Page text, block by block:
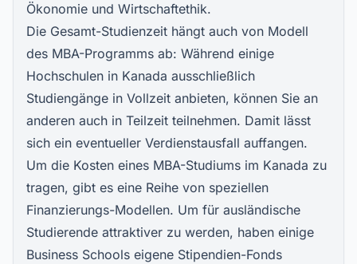
Ökonomie und Wirtschaftethik.
Die Gesamt-Studienzeit hängt auch von Modell
des MBA-Programms ab: Während einige
Hochschulen in Kanada ausschließlich
Studiengänge in Vollzeit anbieten, können Sie an
anderen auch in Teilzeit teilnehmen. Damit lässt
sich ein eventueller Verdienstausfall auffangen.
Um die Kosten eines MBA-Studiums im Kanada zu
tragen, gibt es eine Reihe von speziellen
Finanzierungs-Modellen. Um für ausländische
Studierende attraktiver zu werden, haben einige
Business Schools eigene Stipendien-Fonds